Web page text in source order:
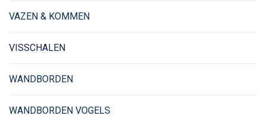
VAZEN & KOMMEN
VISSCHALEN
WANDBORDEN
WANDBORDEN VOGELS